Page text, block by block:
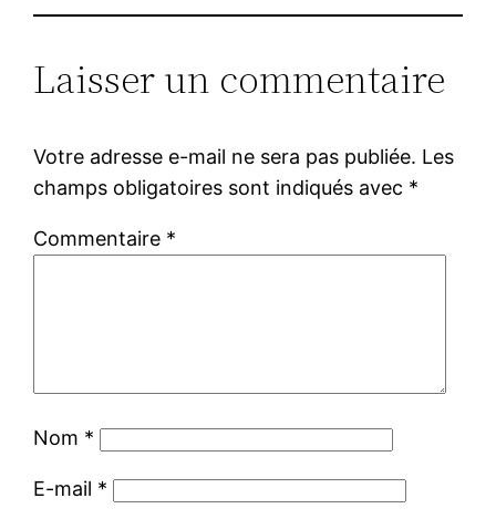
Laisser un commentaire
Votre adresse e-mail ne sera pas publiée. Les
champs obligatoires sont indiqués avec *
Commentaire *
Nom *
E-mail *